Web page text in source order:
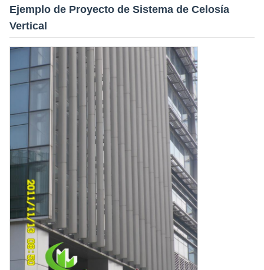
Ejemplo de Proyecto de Sistema de Celosía
Vertical